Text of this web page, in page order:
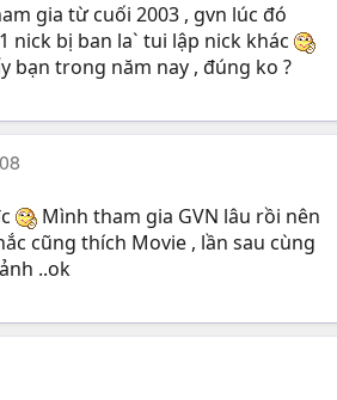
gia từ cuối 2003 , gvn lúc đó
nick bị ban la` tui lập nick khác
bạn trong năm nay , đúng ko ?
Mình tham gia GVN lâu rồi nên
cũng thích Movie , lần sau cùng
..ok